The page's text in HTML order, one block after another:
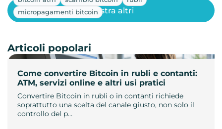
micropagamenti bitcoin
Come convertire Bitcoin in rubli e contanti:
ATM, servizi online e altri usi pratici
Convertire Bitcoin in rubli o in contanti richiede
soprattutto una scelta del canale giusto, non solo il
controllo del p…
Mostra altri
Articoli popolari